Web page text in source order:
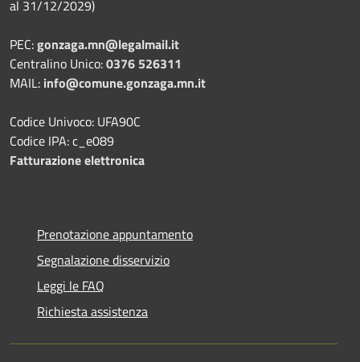
al 31/12/2029)
PEC:gonzaga.mn@legalmail.it
Centralino Unico:0376 526311
MAIL: info@comune.gonzaga.mn.it
Codice Univoco: UFA90C
Codice IPA: c_e089
Fatturazione elettronica
Prenotazione appuntamento
Segnalazione disservizio
Leggi le FAQ
Richiesta assistenza